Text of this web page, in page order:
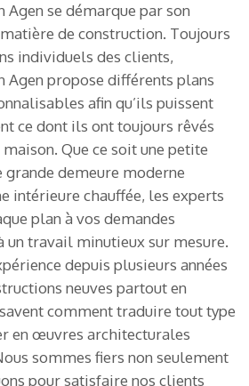
Agen se démarque par son
de construction. Toujours
individuels des clients,
Agen propose différents plans
afin qu’ils puissent
ce dont ils ont toujours rêvés
Que ce soit une petite
demeure moderne
intérieure chauffée, les experts
plan à vos demandes
un travail minutieux sur mesure.
depuis plusieurs années
neuves partout en
comment traduire tout type
en œuvres architecturales
sommes fiers non seulement
pour satisfaire nos clients